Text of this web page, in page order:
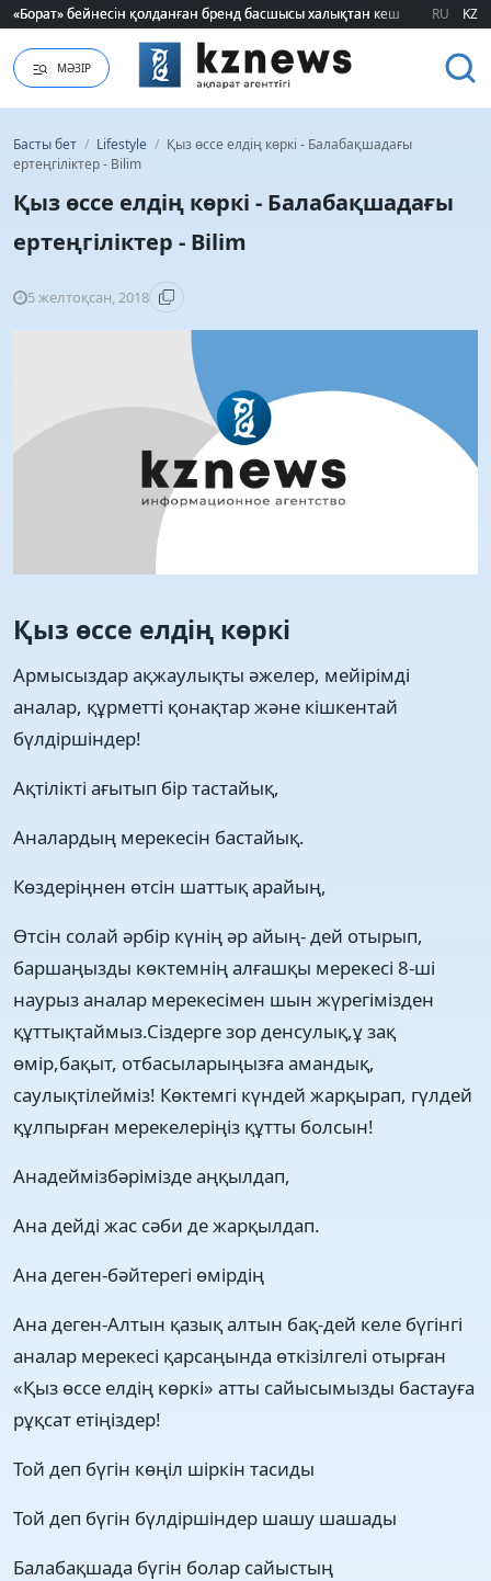
Шавкат Рахмоновтың әкесі өмірден озды
Шавкат Рахмоновтың әкесі өмірден озды RU KZ
МӘЗІР
Басты бет / Lifestyle / Қыз өссе елдің көркі - Балабақшадағы
ертеңгіліктер - Bilim
Қыз өссе елдің көркі - Балабақшадағы
ертеңгіліктер - Bilim
5 желтоқсан, 2018
Қыз өссе елдің көркі
Армысыздар ақжаулықты әжелер, мейірімді
аналар, құрметті қонақтар және кішкентай
бүлдіршіндер!
Ақтілікті ағытып бір тастайық,
Аналардың мерекесін бастайық.
Көздеріңнен өтсін шаттық арайың,
Өтсін солай әрбір күнің әр айың- дей отырып,
баршаңызды көктемнің алғашқы мерекесі 8-ші
наурыз аналар мерекесімен шын жүрегімізден
құттықтаймыз.Сіздерге зор денсулық,ұ зақ
өмір,бақыт, отбасыларыңызға амандық,
саулықтілейміз! Көктемгі күндей жарқырап, гүлдей
құлпырған мерекелеріңіз құтты болсын!
Анадеймізбәрімізде аңқылдап,
Ана дейді жас сәби де жарқылдап.
Ана деген-бәйтерегі өмірдің
Ана деген-Алтын қазық алтын бақ-дей келе бүгінгі
аналар мерекесі қарсаңында өткізілгелі отырған
«Қыз өссе елдің көркі» атты сайысымызды бастауға
рұқсат етіңіздер!
Той деп бүгін көңіл шіркін тасиды
Той деп бүгін бүлдіршіндер шашу шашады
Балабақшада бүгін болар сайыстың